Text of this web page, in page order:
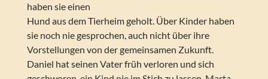
haben sie einen
Hund aus dem Tierheim geholt. Über Kinder haben
sie noch nie gesprochen, auch nicht über ihre
Vorstellungen von der gemeinsamen Zukunft.
Daniel hat seinen Vater früh verloren und sich